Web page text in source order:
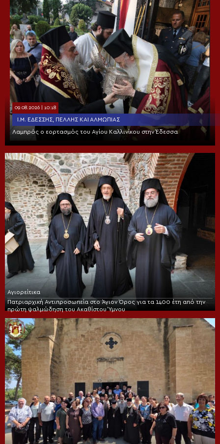
09.08.2026 | 10:18
Ι.Μ. ΕΔΈΣΣΗΣ, ΠΈΛΛΗΣ ΚΑΙ ΑΛΜΩΠΊΑΣ
Λαμπρός ο εορτασμός του Αγίου Καλλινίκου στην Έδεσσα
Αγιορείτικα
Πατριαρχική Αντιπροσωπεία στο Άγιον Όρος για τα 1400 έτη από την
πρώτη ψαλμώδηση του Ακαθίστου Ύμνου